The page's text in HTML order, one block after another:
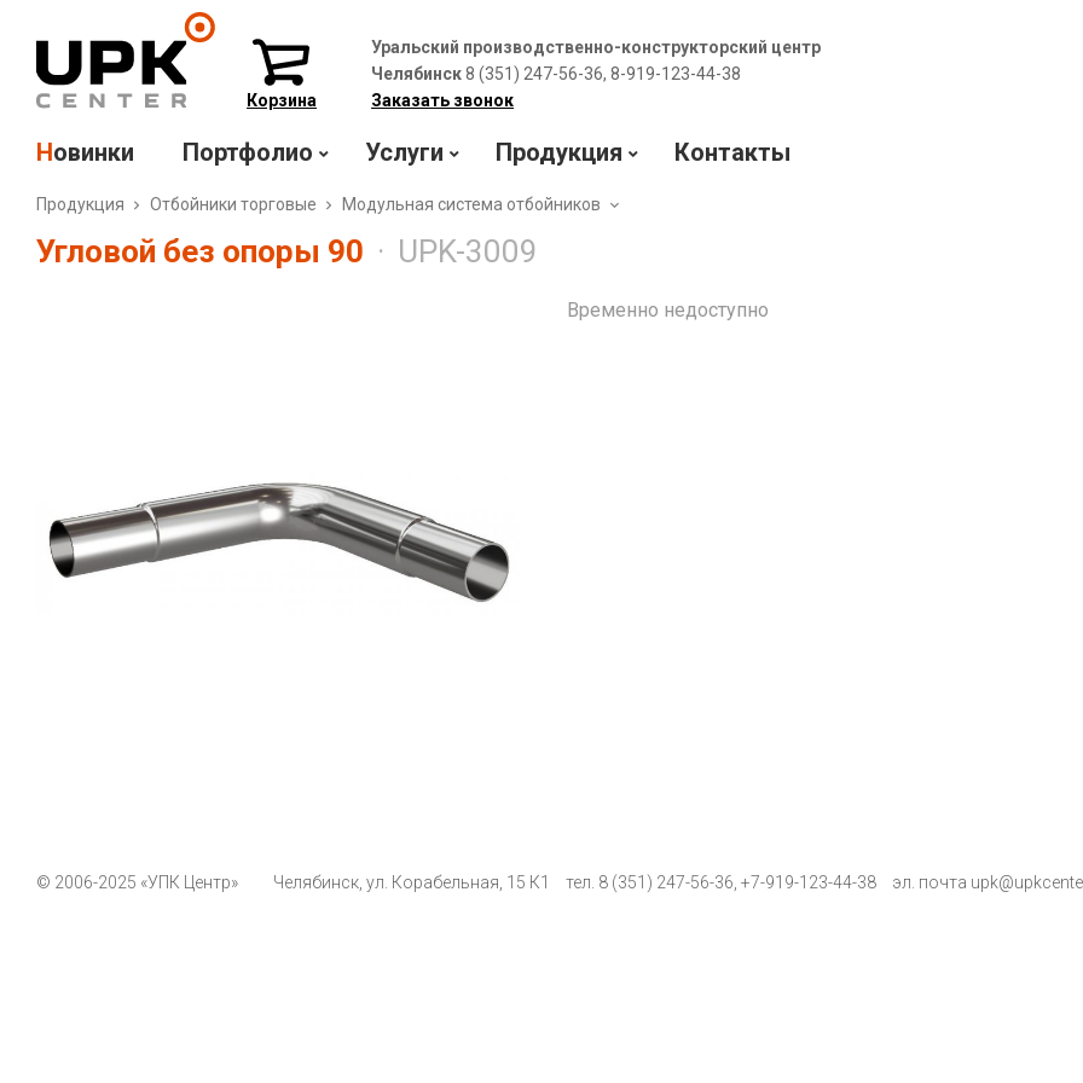
Корзина
Уральский производственно-конструкторский центр
Челябинск8 (351) 247-56-36, 8-919-123-44-38
Заказать звонок
Новинки Портфолио Услуги Продукция Контакты
Продукция Отбойники торговые Модульная система отбойников
Угловой без опоры 90 UPK-3009
Временно недоступно
© 2006-2025 «УПК Центр» Челябинск, ул. Корабельная, 15 К1 тел. 8 (351) 247-56-36 +7-919-123-44-38 эл. почта